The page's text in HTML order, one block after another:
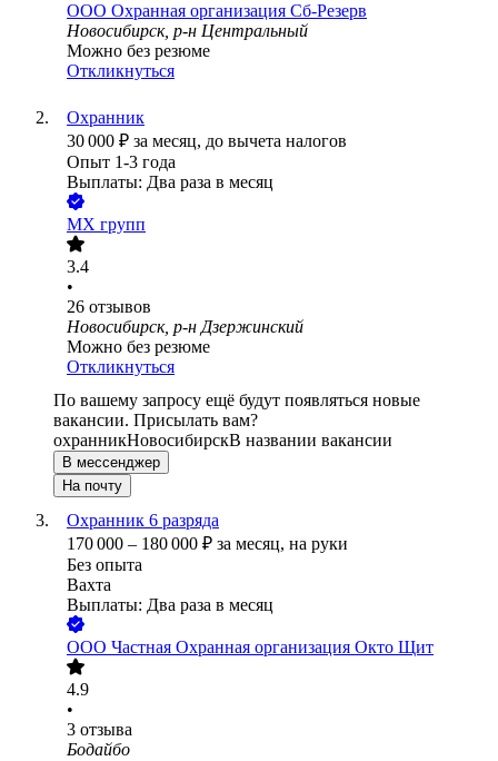
ООО Охранная организация Сб-Резерв
Новосибирск, р-н Центральный
Можно без резюме
Откликнуться
Охранник
30 000 ₽ за месяц, до вычета налогов
Опыт 1-3 года
Выплаты: Два раза в месяц
МХ групп
3.4
•
26 отзывов
Новосибирск, р-н Дзержинский
Можно без резюме
Откликнуться
По вашему запросу ещё будут появляться новые
вакансии. Присылать вам?
охранникНовосибирскВ названии вакансии
В мессенджер
На почту
Охранник 6 разряда
170 000 – 180 000 ₽ за месяц, на руки
Без опыта
Вахта
Выплаты: Два раза в месяц
ООО Частная Охранная организация Окто Щит
4.9
•
3 отзыва
Бодайбо